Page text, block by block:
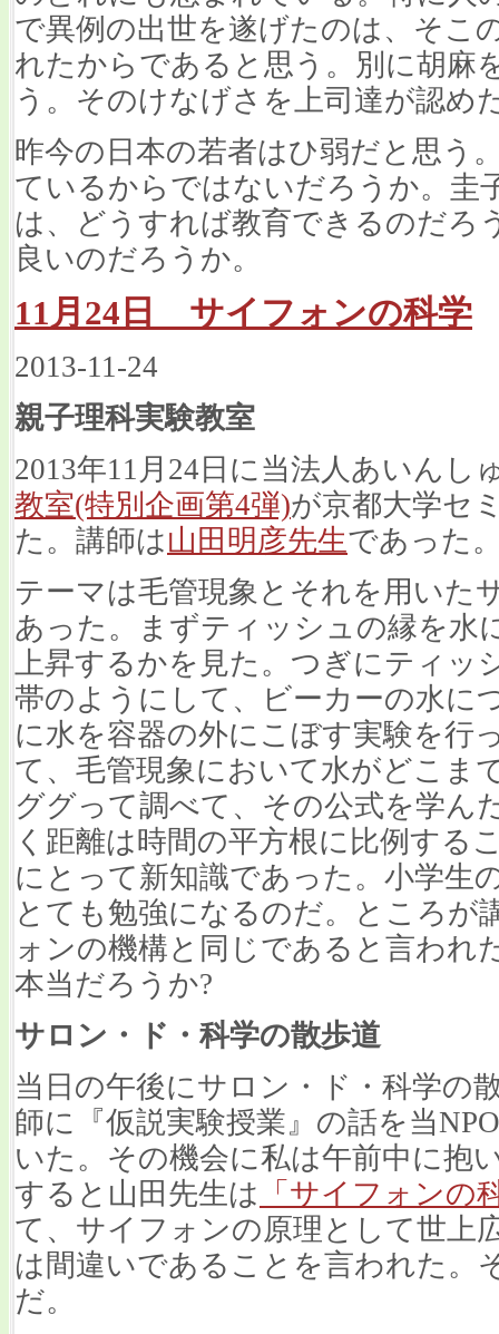
で異例の出世を遂げたのは、そこ
れたからであると思う。別に胡麻
う。そのけなげさを上司達が認め
昨今の日本の若者はひ弱だと思う
ているからではないだろうか。圭
は、どうすれば教育できるのだろ
良いのだろうか。
11月24日 サイフォンの科学
2013-11-24
親子理科実験教室
2013年11月24日に当法人あいんし
教室(特別企画第4弾)が京都大学セ
た。講師は山田明彦先生であった
テーマは毛管現象とそれを用いた
あった。まずティッシュの縁を水
上昇するかを見た。つぎにティッ
帯のようにして、ビーカーの水に
に水を容器の外にこぼす実験を行
て、毛管現象において水がどこま
ググって調べて、その公式を学ん
く距離は時間の平方根に比例する
にとって新知識であった。小学生
とても勉強になるのだ。ところが
ォンの機構と同じであると言われ
本当だろうか?
サロン・ド・科学の散歩道
当日の午後にサロン・ド・科学の
師に『仮説実験授業』の話を当
いた。その機会に私は午前中に抱
すると山田先生は 「サイフォンの
て、サイフォンの原理として世上
は間違いであることを言われた。
だ。